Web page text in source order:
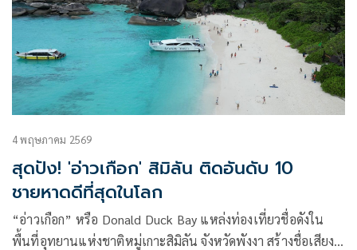
4 พฤษภาคม 2569
สุดปัง! 'อ่าวเกือก' สิมิลัน ติดอันดับ 10
ชายหาดดีที่สุดในโลก
“อ่าวเกือก” หรือ Donald Duck Bay แหล่งท่องเที่ยวชื่อดังใน
พื้นที่อุทยานแห่งชาติหมู่เกาะสิมิลัน จังหวัดพังงา สร้างชื่อเสียง